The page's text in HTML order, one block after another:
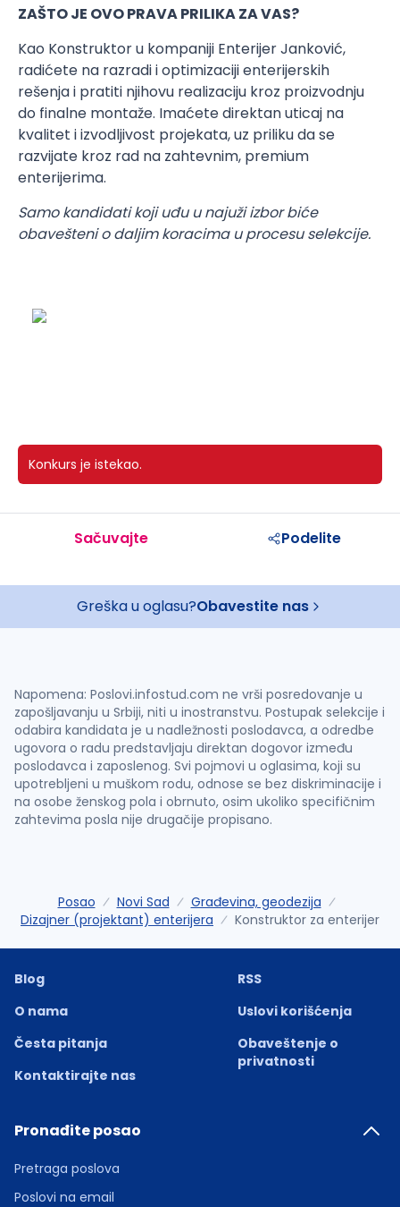
ZAŠTO JE OVO PRAVA PRILIKA ZA VAS?
Kao Konstruktor u kompaniji Enterijer Janković,
radićete na razradi i optimizaciji enterijerskih
rešenja i pratiti njihovu realizaciju kroz proizvodnju
do finalne montaže. Imaćete direktan uticaj na
kvalitet i izvodljivost projekata, uz priliku da se
razvijate kroz rad na zahtevnim, premium
enterijerima.
Samo kandidati koji uđu u najuži izbor biće
obavešteni o daljim koracima u procesu selekcije.
Konkurs je istekao.
Sačuvajte Podelite
Greška u oglasu?Obavestite nas
Napomena: Poslovi.infostud.com ne vrši posredovanje u
zapošljavanju u Srbiji, niti u inostranstvu. Postupak selekcije i
odabira kandidata je u nadležnosti poslodavca, a odredbe
ugovora o radu predstavljaju direktan dogovor između
poslodavca i zaposlenog. Svi pojmovi u oglasima, koji su
upotrebljeni u muškom rodu, odnose se bez diskriminacije i
na osobe ženskog pola i obrnuto, osim ukoliko specifičnim
zahtevima posla nije drugačije propisano.
Posao Novi Sad
Građevina, geodezija
Dizajner (projektant) enterijera
Konstruktor za enterijer
Blog
O nama
Česta pitanja
Kontaktirajte nas
RSS
Uslovi korišćenja
Obaveštenje o
privatnosti
Pronađite posao
Pretraga poslova
Poslovi na email